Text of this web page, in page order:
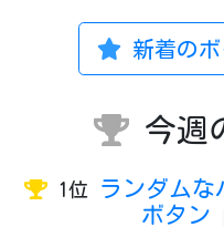
新着の
今週
1位
ランダムな
ボタン